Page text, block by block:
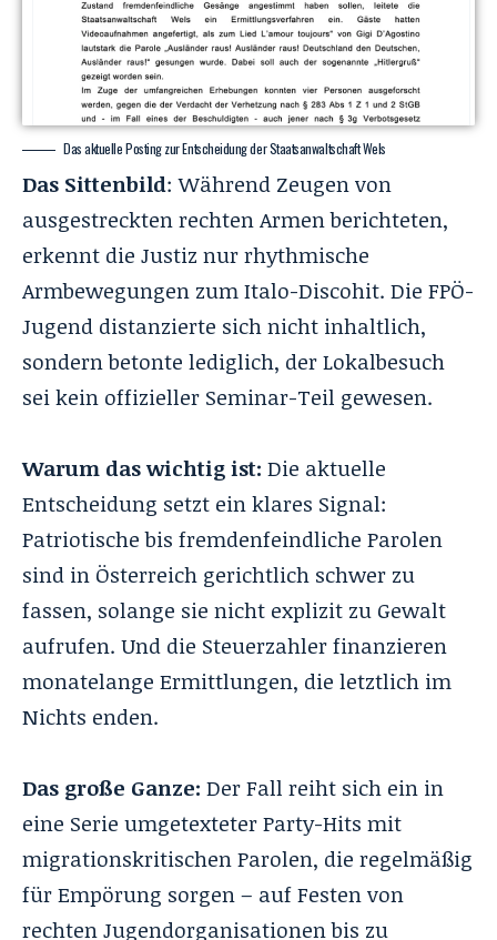
Das aktuelle Posting zur Entscheidung der Staatsanwaltschaft Wels
Das Sittenbild: Während Zeugen von
ausgestreckten rechten Armen berichteten,
erkennt die Justiz nur rhythmische
Armbewegungen zum Italo-Discohit. Die FPÖ-
Jugend distanzierte sich nicht inhaltlich,
sondern betonte lediglich, der Lokalbesuch
sei kein offizieller Seminar-Teil gewesen.
Warum das wichtig ist: Die aktuelle
Entscheidung setzt ein klares Signal:
Patriotische bis fremdenfeindliche Parolen
sind in Österreich gerichtlich schwer zu
fassen, solange sie nicht explizit zu Gewalt
aufrufen. Und die Steuerzahler finanzieren
monatelange Ermittlungen, die letztlich im
Nichts enden.
Das große Ganze: Der Fall reiht sich ein in
eine Serie umgetexteter Party-Hits mit
migrationskritischen Parolen, die regelmäßig
für Empörung sorgen – auf Festen von
rechten Jugendorganisationen bis zu